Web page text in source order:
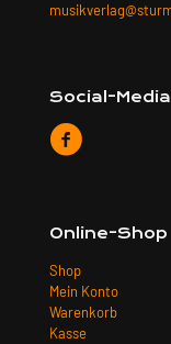
Social-Media
Online-Shop
Shop
Mein Konto
Warenkorb
Kasse